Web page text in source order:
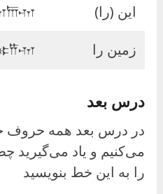
این (را)
زمین را
درس بعد
در درس بعد همه حروف
می‌کنیم و یاد می‌گیرید
را به این خط بنویسید